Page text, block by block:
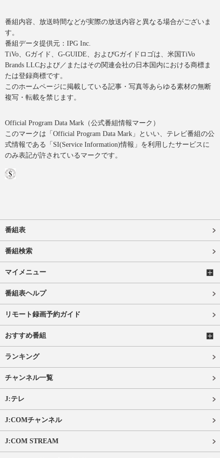
番組内容、放送時間などが実際の放送内容と異なる場合がございま
す。
番組データ提供元：IPG Inc.
TiVo、Gガイド、G-GUIDE、およびGガイドロゴは、米国TiVo
Brands LLCおよび／またはその関連会社の日本国内における商標ま
たは登録商標です。
このホームページに掲載している記事・写真等あらゆる素材の無断
複写・転載を禁じます。
Official Program Data Mark（公式番組情報マーク）
このマークは「Official Program Data Mark」といい、テレビ番組の公
式情報である「SI(Service Information)情報」を利用したサービスに
のみ表記が許されているマークです。
番組表
番組検索
マイメニュー
番組表ヘルプ
リモート録画予約ガイド
おすすめ番組
ランキング
チャンネル一覧
J:テレ
J:COMチャンネル
J:COM STREAM